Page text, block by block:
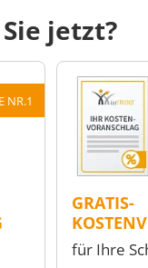
jetzt?
NR.1
GRATIS-
für Ihre